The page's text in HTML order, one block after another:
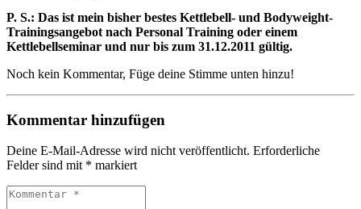
P. S.: Das ist mein bisher bestes Kettlebell- und Bodyweight-
Trainingsangebot nach Personal Training oder einem
Kettlebellseminar und nur bis zum 31.12.2011 gültig.
Noch kein Kommentar, Füge deine Stimme unten hinzu!
Kommentar hinzufügen
Deine E-Mail-Adresse wird nicht veröffentlicht. Erforderliche
Felder sind mit * markiert
Kommentar